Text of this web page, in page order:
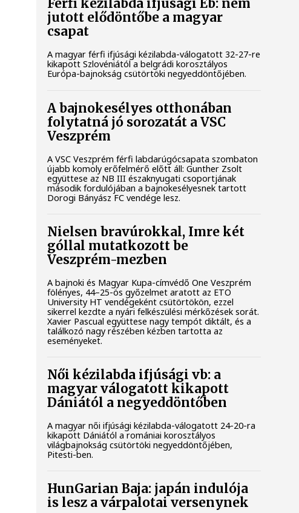
Férfi kézilabda ifjúsági Eb: nem
jutott elődöntőbe a magyar
csapat
A magyar férfi ifjúsági kézilabda-válogatott 32-27-re
kikapott Szlovéniától a belgrádi korosztályos
Európa-bajnokság csütörtöki negyeddöntőjében.
A bajnokesélyes otthonában
folytatná jó sorozatát a VSC
Veszprém
A VSC Veszprém férfi labdarúgócsapata szombaton
újabb komoly erőfelmérő előtt áll: Gunther Zsolt
együttese az NB III északnyugati csoportjának
második fordulójában a bajnokesélyesnek tartott
Dorogi Bányász FC vendége lesz.
Nielsen bravúrokkal, Imre két
góllal mutatkozott be
Veszprém-mezben
A bajnoki és Magyar Kupa-címvédő One Veszprém
fölényes, 44–25-ös győzelmet aratott az ETO
University HT vendégeként csütörtökön, ezzel
sikerrel kezdte a nyári felkészülési mérkőzések sorát.
Xavier Pascual együttese nagy tempót diktált, és a
találkozó nagy részében kézben tartotta az
eseményeket.
Női kézilabda ifjúsági vb: a
magyar válogatott kikapott
Dániától a negyeddöntőben
A magyar női ifjúsági kézilabda-válogatott 24-20-ra
kikapott Dániától a romániai korosztályos
világbajnokság csütörtöki negyeddöntőjében,
Pitesti-ben.
HunGarian Baja: japán indulója
is lesz a várpalotai versenynek